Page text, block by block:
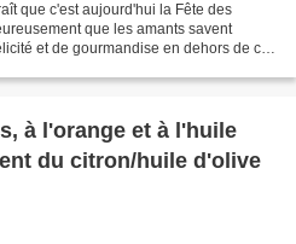
que c'est aujourd'hui la Fête des
que les amants savent
et de gourmandise en dehors de cet
à l'orange et à l'huile
du citron/huile d'olive